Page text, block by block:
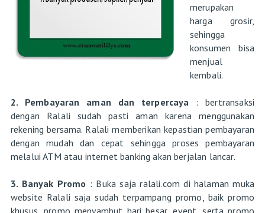
merupakan
harga grosir,
sehingga
konsumen bisa
menjual
kembali.
2. Pembayaran aman dan terpercaya : bertransaksi
dengan Ralali sudah pasti aman karena menggunakan
rekening bersama. Ralali memberikan kepastian pembayaran
dengan mudah dan cepat sehingga proses pembayaran
melalui ATM atau internet banking akan berjalan lancar.
3. Banyak Promo : Buka saja ralali.com di halaman muka
website Ralali saja sudah terpampang promo, baik promo
khusus, promo menyambut hari besar, event, serta promo